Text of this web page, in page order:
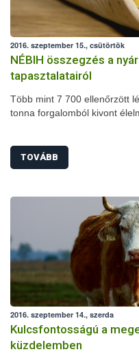
2016. szeptember 15., csütörtök
NÉBIH összegzés a
tapasztalatairól
Több mint 7 700 ellenőrzött
tonna forgalomból kivont
javulást tapasztaltak a
higiéniai hiányosságok és a
TOVÁBB
2016. szeptember 14., szerda
Kulcsfontosságú a
küzdelemben